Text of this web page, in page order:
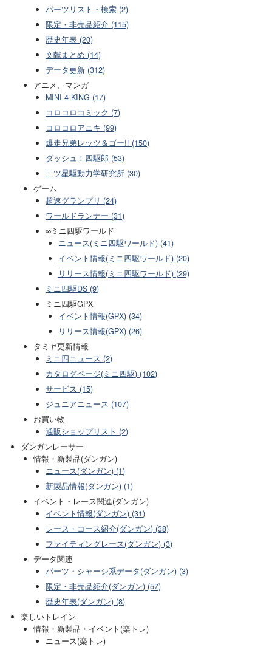
パーツリスト・検索 (2)
限定・非売品紹介 (115)
歴史年表 (20)
文献まとめ (14)
データ更新 (312)
アニメ、マンガ
MINI 4 KING (17)
コロコロコミック (7)
コロコロアニキ (99)
爆走兄弟レッツ＆ゴー!! (150)
ダッシュ！四駆郎 (53)
二ツ星駆動力学研究所 (30)
ゲーム
超速グランプリ (24)
ワールドランナー (31)
∞ミニ四駆ワールド
ニュース(ミニ四駆ワールド) (41)
イベント情報(ミニ四駆ワールド) (20)
リリース情報(ミニ四駆ワールド) (29)
ミニ四駆DS (9)
ミニ四駆GPX
イベント情報(GPX) (34)
リリース情報(GPX) (26)
タミヤ更新情報
ミニ四ニュース (2)
カタログページ(ミニ四駆) (102)
サービス (15)
ジュニアニュース (107)
お買い物
通販ショップリスト (2)
ダンガンレーサー
情報・新製品(ダンガン)
ニュース(ダンガン) (1)
新製品情報(ダンガン) (1)
イベント・レース関連(ダンガン)
イベント情報(ダンガン) (31)
レース・コース紹介(ダンガン) (38)
ファイティングレース(ダンガン) (3)
データ関連
パーツ・シャーシ系データ(ダンガン) (3)
限定・非売品紹介(ダンガン) (57)
歴史年表(ダンガン) (8)
楽しいトレイン
情報・新製品・イベント(楽トレ)
ニュース(楽トレ)